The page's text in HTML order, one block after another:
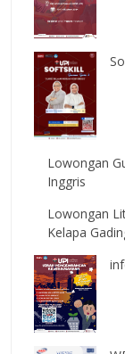
Lowongan
Inggris
Lowongan
Kelapa